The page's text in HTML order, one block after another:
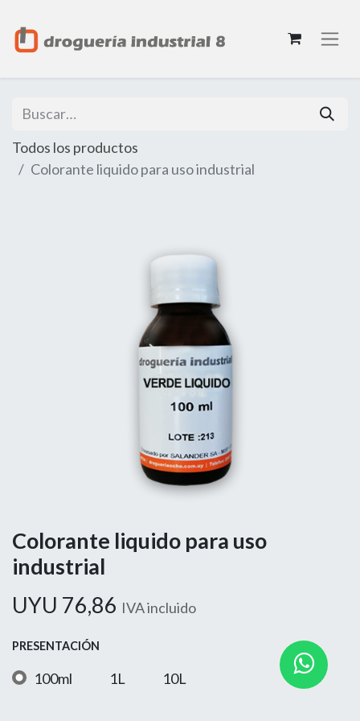
Todos los productos
Colorante liquido para uso industrial
Colorante liquido para uso
industrial
UYU 76,86 IVA incluido
PRESENTACIÓN
100ml 1L 10L